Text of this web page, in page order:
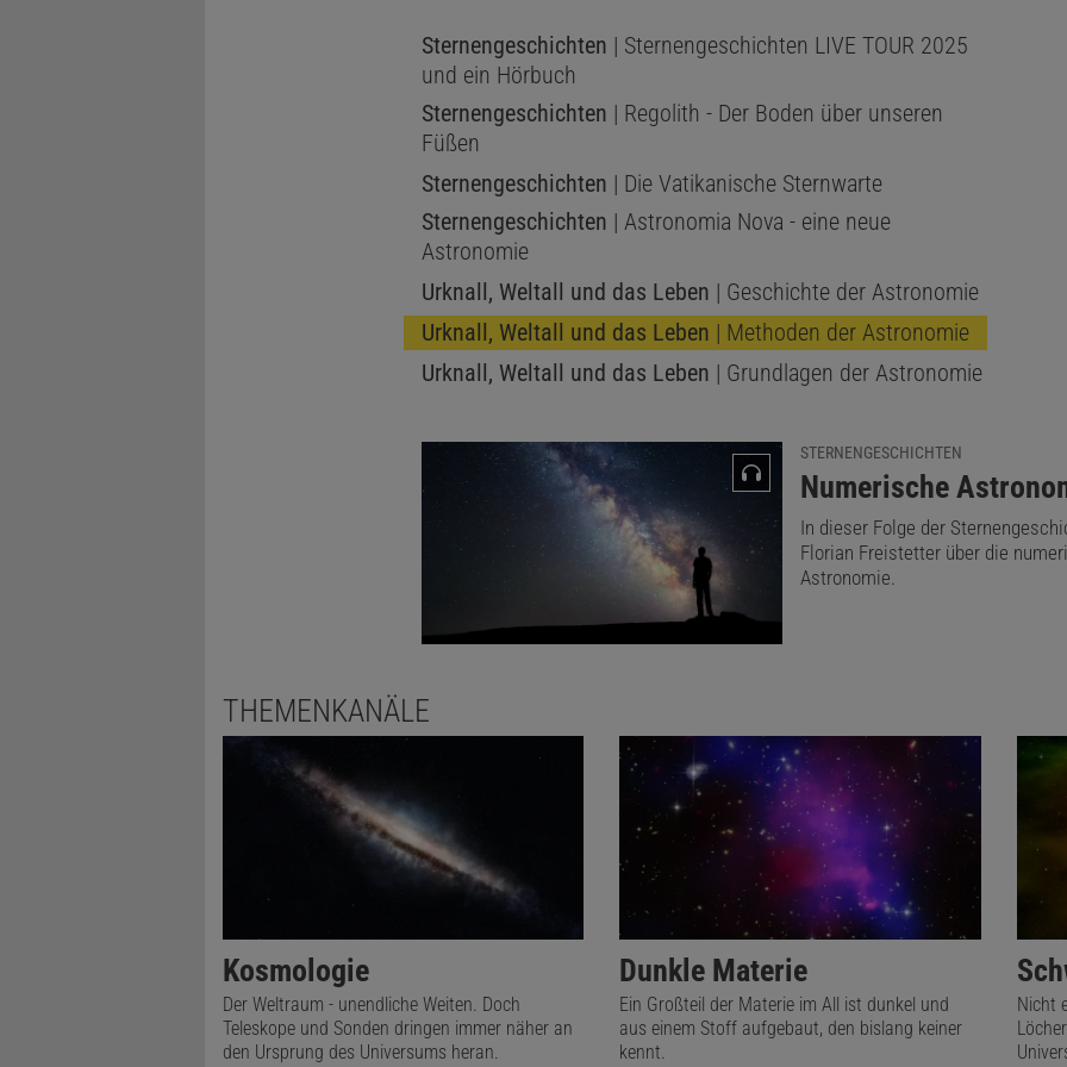
Sternengeschichten | Sternengeschichten LIVE TOUR 2025
und ein Hörbuch
Sternengeschichten | Regolith - Der Boden über unseren
Füßen
Sternengeschichten | Die Vatikanische Sternwarte
Sternengeschichten | Astronomia Nova - eine neue
Astronomie
Urknall, Weltall und das Leben | Geschichte der Astronomie
Urknall, Weltall und das Leben | Methoden der Astronomie
Urknall, Weltall und das Leben | Grundlagen der Astronomie
STERNENGESCHICHTEN
:
Numerische
In dieser Folge der
Florian Freistetter über die
Astronomie.
THEMENKANÄLE
Kosmologie
Der Weltraum - unendliche Weiten. Doch
Teleskope und Sonden dringen immer näher an
den Ursprung des Universums heran.
Dunkle Materie
Ein Großteil der Materie im All ist dunkel und
aus einem Stoff aufgebaut, den bislang keiner
kennt.
Nicht